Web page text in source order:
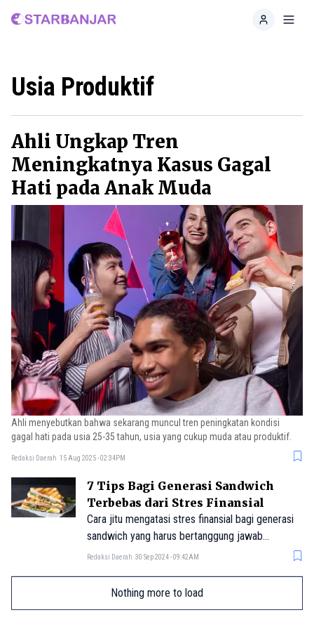
Home
Usia Produktif
Ahli Ungkap Tren
Meningkatnya Kasus Gagal
Hati pada Anak Muda
Ahli menyebutkan bahwa sekarang muncul tren peningkatan kondisi
gagal hati pada usia 25-35 tahun, usia yang cukup muda atau produktif.
Redaksi Daerah 15 Aug 2025 - 02:34PM
7 Tips Bagi Generasi Sandwich
Terbebas dari Stres Finansial
Cara jitu mengatasi stres finansial bagi generasi
sandwich yang harus bertanggung jawab
merawat orang tua serta generasi yang lebih
Redaksi Daerah 30 Sep 2024 - 09:42AM
Nothing more to load